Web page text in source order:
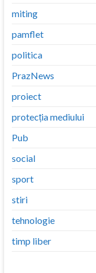
miting
pamflet
politica
PrazNews
proiect
protecția mediului
Pub
social
sport
stiri
tehnologie
timp liber